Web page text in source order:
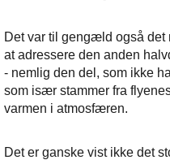
Det var til gengæld også
at adressere den anden
- nemlig den del, som ikke
som især stammer fra
varmen i atmosfæren.
Det er ganske vist ikke det